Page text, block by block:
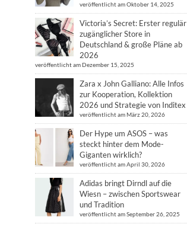
veröffentlicht am Oktober 14, 2025
Victoria’s Secret: Erster regulär
zugänglicher Store in
Deutschland & große Pläne ab
2026
veröffentlicht am Dezember 15, 2025
Zara x John Galliano: Alle Infos
zur Kooperation, Kollektion
2026 und Strategie von Inditex
veröffentlicht am März 20, 2026
Der Hype um ASOS – was
steckt hinter dem Mode-
Giganten wirklich?
veröffentlicht am April 30, 2026
Adidas bringt Dirndl auf die
Wiesn – zwischen Sportswear
und Tradition
veröffentlicht am September 26, 2025